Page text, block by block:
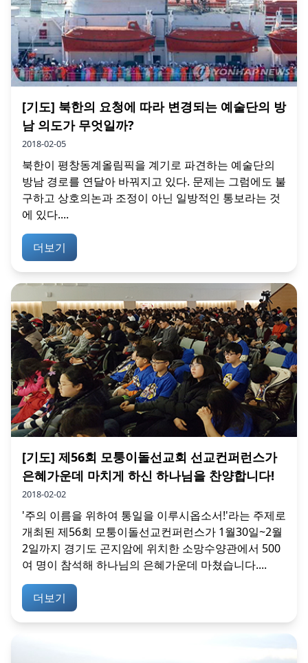
[기도] 북한의 요청에 따라 변경되는 예술단의 방
남 의도가 무엇일까?
2018-02-05
북한이 평창동계올림픽을 계기로 파견하는 예술단의
방남 경로를 연달아 바꿔지고 있다. 문제는 그럼에도 불
구하고 상호의논과 조정이 아닌 일방적인 통보라는 것
에 있다....
더보기
[기도] 제56회 모퉁이돌선교회 선교컨퍼런스가
은혜가운데 마치게 하신 하나님을 찬양합니다!
2018-02-02
'주의 이름을 위하여 통일을 이루시옵소서!'라는 주제로
개최된 제56회 모퉁이돌선교컨퍼런스가 1월30일~2월
2일까지 경기도 곤지암에 위치한 소망수양관에서 500
여 명이 참석해 하나님의 은혜가운데 마쳤습니다....
더보기